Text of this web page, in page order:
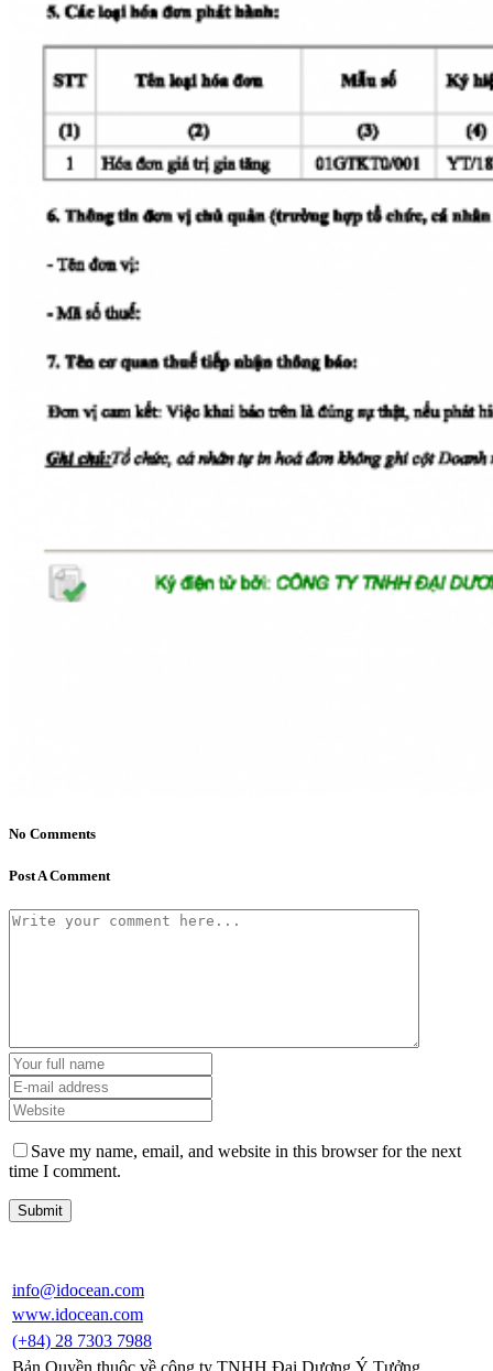
No Comments
Post A Comment
Save my name, email, and website in this browser for the next
time I comment.
info@idocean.com
www.idocean.com
(+84) 28 7303 7988